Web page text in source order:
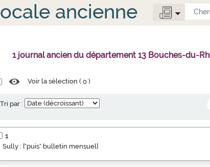
ancienne
1 journal ancien du département 13 Bouches-du-
Voir la sélection (0 )
Tri par :
1
Sully : ["puis" bulletin mensuel]